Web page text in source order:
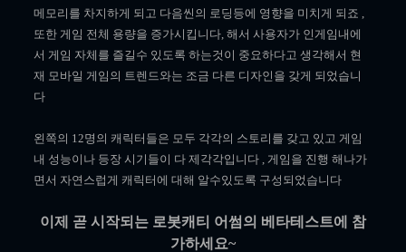
메모리를 차지하게 되고 다음씬의 로딩등에 영향을 미치게 되죠 ,
또한 게임 전체 용량을 증가시킵니다, 해서 사용자가 인게임내에
서 게임 자체를 즐길수 있도록 하는것이 중요하다고 생각해서 현
재 모바일 게임의 트렌드와는 조금 다른 디자인을 갖게 되었습니
다
왼쪽의 12명의 캐릭터들은 모두 각각의 스토리를 갖고 있고 게임
내 성능이나 등장 시기들이 다 제각각입니다 , 게임을 진행 해나가
면서 자연스럽게 캐릭터에 대해 알수있도록 구성되었습니다
이제 곧 시작되는 로봇캐티 어썸의 베타테스트에 참
가하세요~